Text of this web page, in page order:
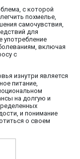
с которой
похмелье,
самочувствия,
для
употребление
включая
с
изнутри является
питание,
на долгую и
и понимание
о своем